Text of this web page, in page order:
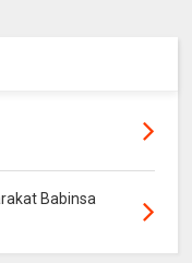
Babinsa